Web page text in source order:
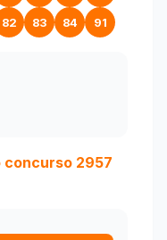
82 83 84 91
concurso 2957